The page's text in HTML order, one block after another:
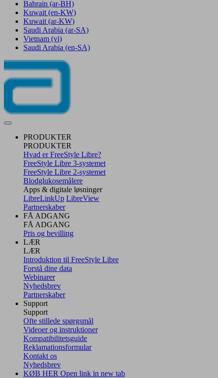
Bahrain (ar-BH)
Kuwait (en-KW)
Kuwait (ar-KW)
Saudi Arabia (ar-SA)
Vietnam (vi)
Saudi Arabia (en-SA)
PRODUKTER
PRODUKTER
Hvad er FreeStyle Libre?
FreeStyle Libre 3-systemet
FreeStyle Libre 2-systemet
Blodglukosemålere
Apps & digitale løsninger
LibreLinkUp LibreView
Partnerskaber
FÅ ADGANG
FÅ ADGANG
Pris og bevilling
LÆR
LÆR
Introduktion til FreeStyle Libre
Forstå dine data
Webinarer
Nyhedsbrev
Partnerskaber
Support
Support
Ofte stillede spørgsmål
Videoer og instruktioner
Kompatibilitetsguide
Reklamationsformular
Kontakt os
Nyhedsbrev
KØB HER Open link in new tab